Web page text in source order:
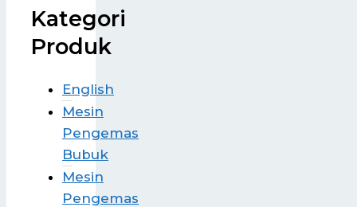
Kategori
Produk
English
Mesin
Pengemas
Bubuk
Mesin
Pengemas